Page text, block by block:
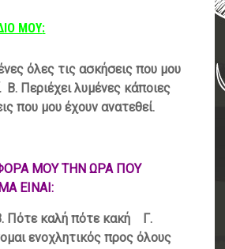
ΜΟΥ:
όλες τις ασκήσεις που μου
Β. Περιέχει λυμένες κάποιες
που μου έχουν ανατεθεί.
ΜΟΥ ΤΗΝ ΩΡΑ ΠΟΥ
ΕΙΝΑΙ:
Πότε καλή πότε κακή Γ.
ενοχλητικός προς όλους